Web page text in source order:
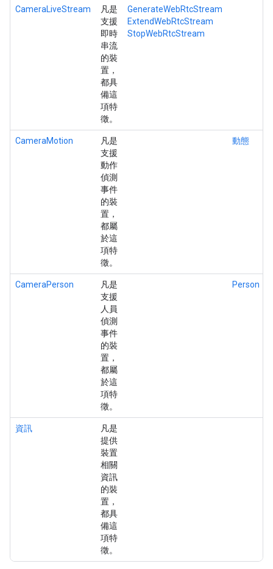
CameraLiveStream
凡是
支援
即時
串流
的裝
置，
都具
備這
項特
徵。
GenerateWebRtcStream
ExtendWebRtcStream
StopWebRtcStream
CameraMotion
凡是
支援
動作
偵測
事件
的裝
置，
都屬
於這
項特
徵。
動態
CameraPerson
凡是
支援
人員
偵測
事件
的裝
置，
都屬
於這
項特
徵。
Person
資訊
凡是
提供
裝置
相關
資訊
的裝
置，
都具
備這
項特
徵。